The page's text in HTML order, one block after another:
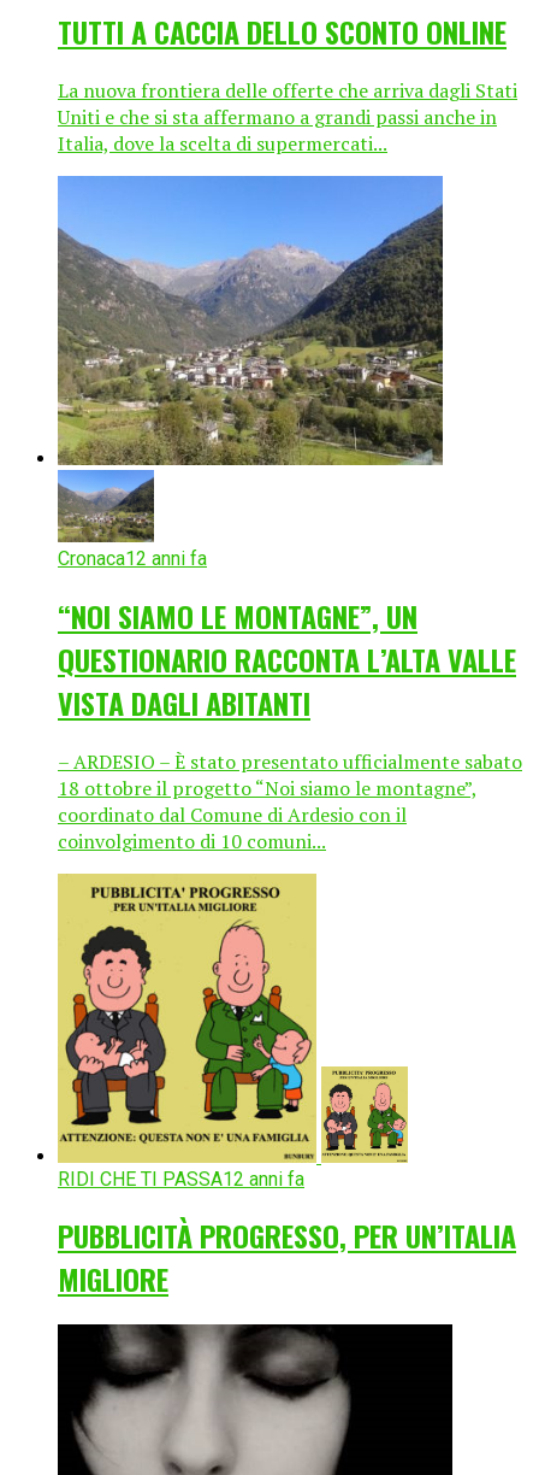
TUTTI A CACCIA DELLO SCONTO ONLINE
La nuova frontiera delle offerte che arriva dagli Stati
Uniti e che si sta affermano a grandi passi anche in
Italia, dove la scelta di supermercati...
Cronaca12 anni fa
“NOI SIAMO LE MONTAGNE”, UN
QUESTIONARIO RACCONTA L’ALTA VALLE
VISTA DAGLI ABITANTI
– ARDESIO – È stato presentato ufficialmente sabato
18 ottobre il progetto “Noi siamo le montagne”,
coordinato dal Comune di Ardesio con il
coinvolgimento di 10 comuni...
RIDI CHE TI PASSA12 anni fa
PUBBLICITÀ PROGRESSO, PER UN’ITALIA
MIGLIORE